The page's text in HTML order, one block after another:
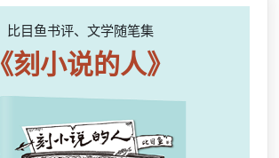
比目鱼书评、文学随笔集
《刻小说的人》